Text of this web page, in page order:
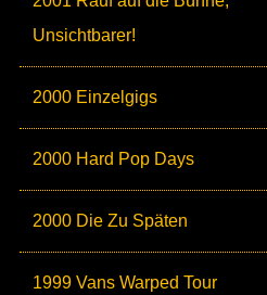
Unsichtbarer!
2000 Einzelgigs
2000 Hard Pop Days
2000 Die Zu Späten
1999 Vans Warped Tour